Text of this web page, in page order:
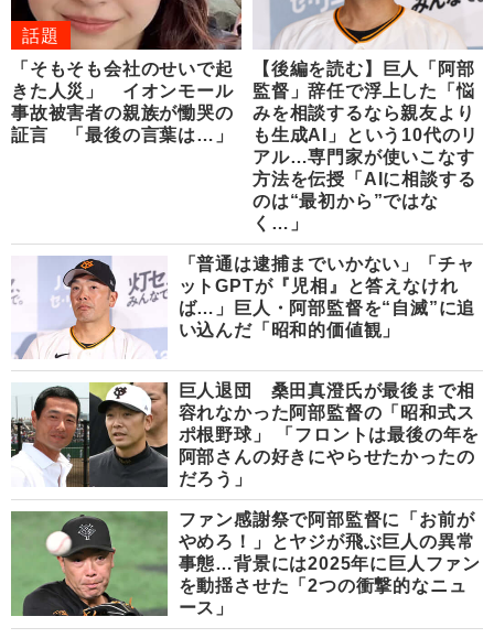
話題
「そもそも会社のせいで起
きた人災」 イオンモール
事故被害者の親族が慟哭の
証言 「最後の言葉は…」
【後編を読む】巨人「阿部
監督」辞任で浮上した「悩
みを相談するなら親友より
も生成AI」という10代のリ
アル…専門家が使いこなす
方法を伝授「AIに相談する
のは“最初から”ではな
く…」
「普通は逮捕までいかない」「チャ
ットGPTが『児相』と答えなけれ
ば…」巨人・阿部監督を“自滅”に追
い込んだ「昭和的価値観」
巨人退団 桑田真澄氏が最後まで相
容れなかった阿部監督の「昭和式ス
ポ根野球」 「フロントは最後の年を
阿部さんの好きにやらせたかったの
だろう」
ファン感謝祭で阿部監督に「お前が
やめろ！」とヤジが飛ぶ巨人の異常
事態…背景には2025年に巨人ファン
を動揺させた「2つの衝撃的なニュ
ース」